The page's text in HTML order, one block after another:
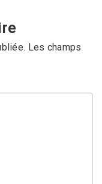
Les champs